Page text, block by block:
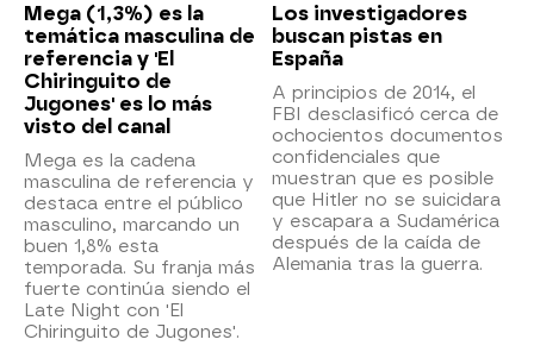
Mega (1,3%) es la
temática masculina de
referencia y 'El
Chiringuito de
Jugones' es lo más
visto del canal
Mega es la cadena
masculina de referencia y
destaca entre el público
masculino, marcando un
buen 1,8% esta
temporada. Su franja más
fuerte continúa siendo el
Late Night con 'El
Chiringuito de Jugones'.
Los investigadores
buscan pistas en
España
A principios de 2014, el
FBI desclasificó cerca de
ochocientos documentos
confidenciales que
muestran que es posible
que Hitler no se suicidara
y escapara a Sudamérica
después de la caída de
Alemania tras la guerra.